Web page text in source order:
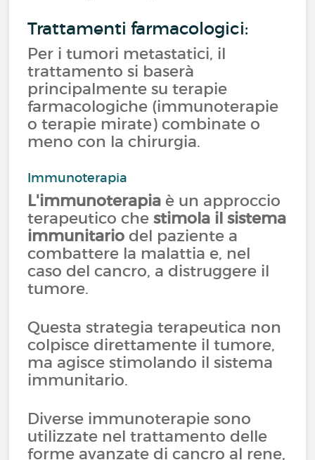
Trattamenti farmacologici:
Per i tumori metastatici, il
trattamento si baserà
principalmente su terapie
farmacologiche (immunoterapie
o terapie mirate) combinate o
meno con la chirurgia.
Immunoterapia
L'immunoterapia è un approccio
terapeutico chestimola il sistema
immunitario del paziente a
combattere la malattia e, nel
caso del cancro, a distruggere il
tumore.
Questa strategia terapeutica non
colpisce direttamente il tumore,
ma agisce stimolando il sistema
immunitario.
Diverse immunoterapie sono
utilizzate nel trattamento delle
forme avanzate di cancro al rene,